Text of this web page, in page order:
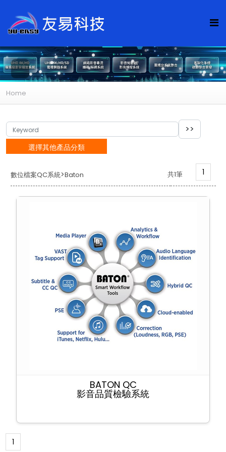
Home
選擇其他產品分類
數位檔案QC系統>Baton 共1筆 1
BATON QC
影音品質檢驗系統
1